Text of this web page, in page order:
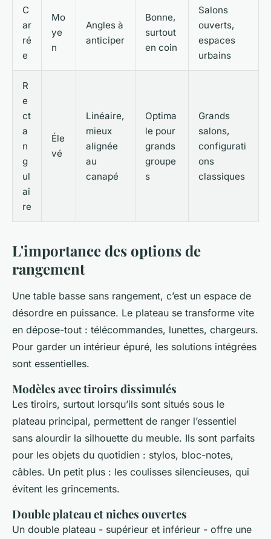
C
ar
ré
e
Mo
ye
n
Angles à
anticiper
Bonne,
surtout
en coin
Salons
ouverts,
espaces
urbains
R
e
ct
a
n
g
ul
ai
re
Éle
vé
Linéaire,
mieux
alignée
au
canapé
Optima
le pour
grands
groupe
s
Grands
salons,
configurati
ons
classiques
L'importance des options de
rangement
Une table basse sans rangement, c’est un espace de
désordre en puissance. Le plateau se transforme vite
en dépose-tout : télécommandes, lunettes, chargeurs.
Pour garder un intérieur épuré, les solutions intégrées
sont essentielles.
Modèles avec tiroirs dissimulés
Les tiroirs, surtout lorsqu’ils sont situés sous le
plateau principal, permettent de ranger l’essentiel
sans alourdir la silhouette du meuble. Ils sont parfaits
pour les objets du quotidien : stylos, bloc-notes,
câbles. Un petit plus : les coulisses silencieuses, qui
évitent les grincements.
Double plateau et niches ouvertes
Un double plateau - supérieur et inférieur - offre une